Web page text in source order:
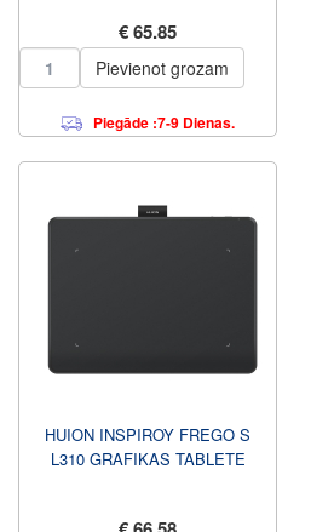
€ 65.85
Pievienot grozam
Piegāde :7-9 Dienas.
HUION INSPIROY FREGO S
L310 GRAFIKAS TABLETE